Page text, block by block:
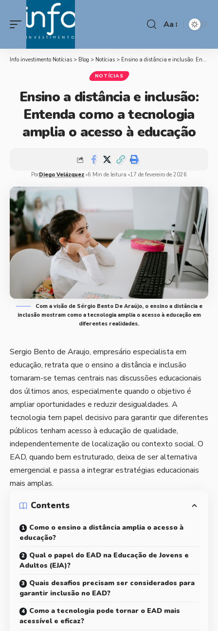
Aa
Info investimento Notícias > Blog > Notícias > Ensino a distância e inclusão: Entenda como a tecnologia amplia o acesso à educação
NOTÍCIAS
Ensino a distância e inclusão:
Entenda como a tecnologia
amplia o acesso à educação
PorDiego Velázquez 6 Min de leitura 17 de fevereiro de 2026
Com a visão de Sérgio Bento De Araújo, o ensino a distância e
inclusão mostram como a tecnologia amplia o acesso à educação em
diferentes realidades.
Sergio Bento de Araujo, empresário especialista em
educação, retrata que o ensino a distância e inclusão
tornaram-se temas centrais nas discussões educacionais
dos últimos anos, especialmente quando o objetivo é
ampliar oportunidades e reduzir desigualdades. A
tecnologia tem papel decisivo para garantir que diferentes
públicos tenham acesso à educação de qualidade,
independentemente de localização ou contexto social. O
EAD, quando bem estruturado, deixa de ser alternativa
emergencial e passa a integrar estratégias educacionais
mais amplas.
Contents
Como o ensino a distância amplia o acesso à
educação?
Qual o papel do EAD na Educação de Jovens e
Adultos (EJA)?
Quais desafios precisam ser considerados para
garantir inclusão no EAD?
Como a tecnologia pode tornar o EAD mais
acessível e eficaz?